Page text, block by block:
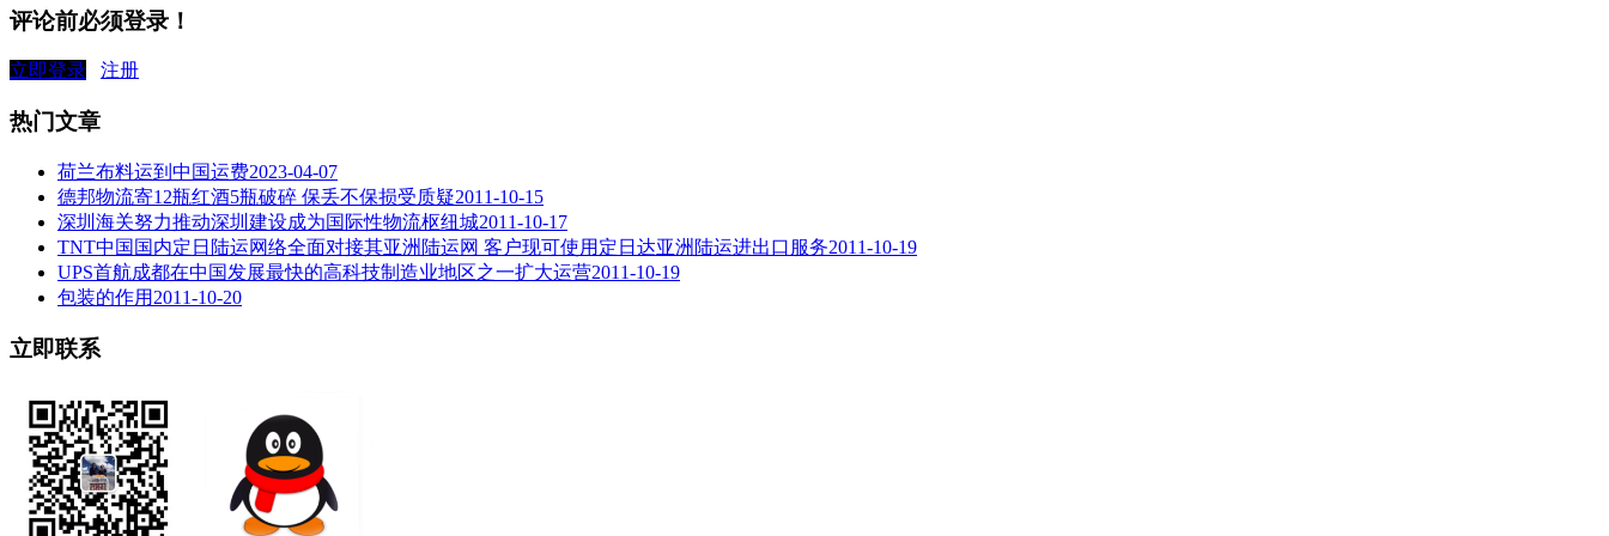
评论前必须登录！
立即登录 注册
热门文章
荷兰布料运到中国运费2023-04-07
德邦物流寄12瓶红酒5瓶破碎 保丢不保损受质疑2011-10-15
深圳海关努力推动深圳建设成为国际性物流枢纽城2011-10-17
TNT中国国内定日陆运网络全面对接其亚洲陆运网 客户现可使用定日达亚洲陆运进出口服务2011-10-19
UPS首航成都在中国发展最快的高科技制造业地区之一扩大运营2011-10-19
包装的作用 2011-10-20
立即联系